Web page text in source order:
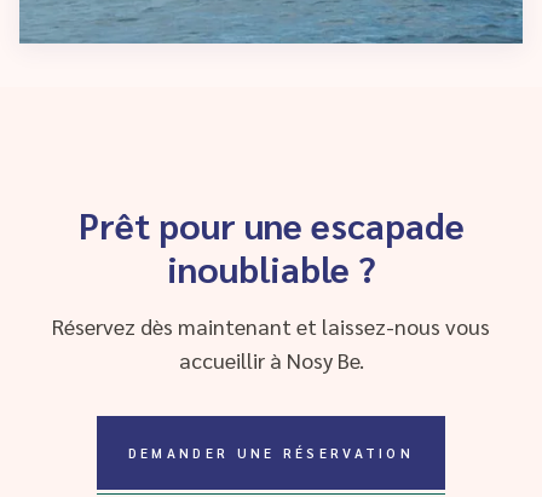
Prêt pour une escapade
inoubliable ?
Réservez dès maintenant et laissez-nous vous
accueillir à Nosy Be.
DEMANDER UNE RÉSERVATION